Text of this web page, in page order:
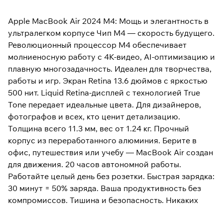
Apple MacBook Air 2024 M4: Мощь и элегантность в
ультралегком корпусе Чип M4 — скорость будущего.
Революционный процессор M4 обеспечивает
молниеносную работу с 4K-видео, AI-оптимизацию и
плавную многозадачность. Идеален для творчества,
работы и игр. Экран Retina 13.6 дюймов с яркостью
500 нит. Liquid Retina-дисплей с технологией True
Tone передает идеальные цвета. Для дизайнеров,
фотографов и всех, кто ценит детализацию.
Толщина всего 11.3 мм, вес от 1.24 кг. Прочный
корпус из переработанного алюминия. Берите в
офис, путешествия или учебу — MacBook Air создан
для движения. 20 часов автономной работы.
Работайте целый день без розетки. Быстрая зарядка:
30 минут = 50% заряда. Ваша продуктивность без
компромиссов. Тишина и безопасность. Никаких